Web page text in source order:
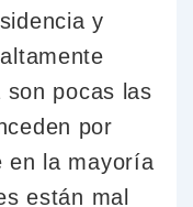
y
pocas las
por
en la mayoría
están mal